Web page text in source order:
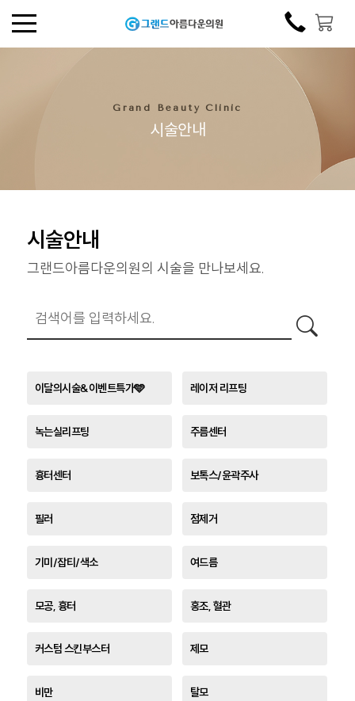
Grand Beauty Clinic
시술안내
시술안내
그랜드아름다운의원의 시술을 만나보세요.
이달의시술&이벤트특가🩵 레이저 리프팅
녹는실리프팅 주름센터
흉터센터 보톡스/윤곽주사
필러 점제거
기미/잡티/색소 여드름
모공, 흉터 홍조, 혈관
커스텀 스킨부스터 제모
비만 탈모